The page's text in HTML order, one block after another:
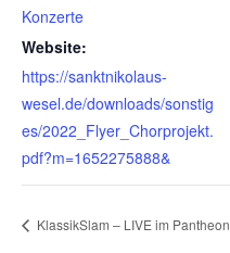
Konzerte
Website:
https://sanktnikolaus-
wesel.de/downloads/sonstig
es/2022_Flyer_Chorprojekt.
pdf?m=1652275888&
KlassikSlam – LIVE im Pantheon